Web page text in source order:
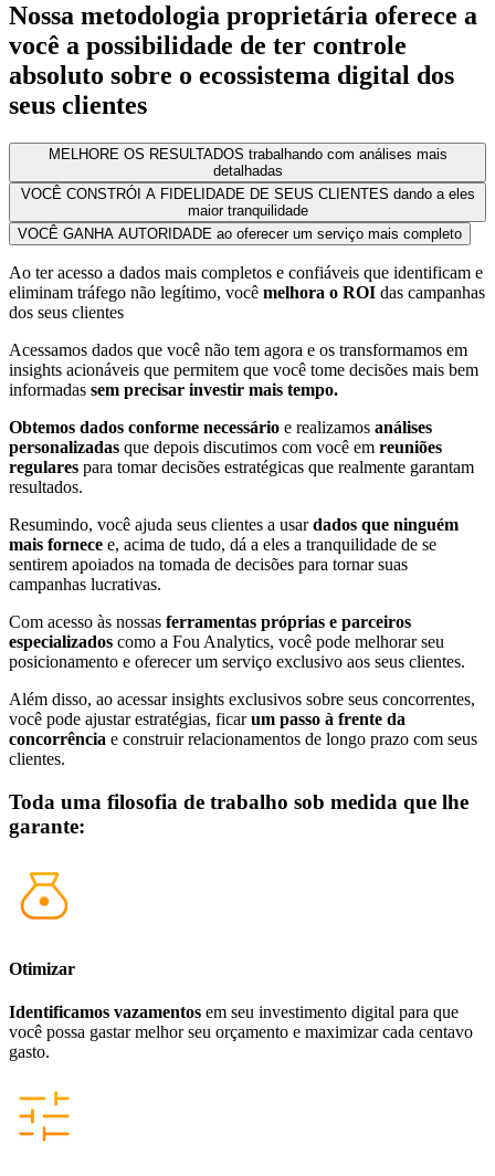
Nossa metodologia proprietária oferece a
você a possibilidade de ter controle
absoluto sobre o ecossistema digital dos
seus clientes
MELHORE OS RESULTADOS trabalhando com análises mais
detalhadas
VOCÊ CONSTRÓI A FIDELIDADE DE SEUS CLIENTES dando a eles
maior tranquilidade
VOCÊ GANHA AUTORIDADE ao oferecer um serviço mais completo
Ao ter acesso a dados mais completos e confiáveis que identificam e
eliminam tráfego não legítimo, você melhora o ROI das campanhas
dos seus clientes
Acessamos dados que você não tem agora e os transformamos em
insights acionáveis que permitem que você tome decisões mais bem
informadas sem precisar investir mais tempo.
Obtemos dados conforme necessário e realizamos análises
personalizadas que depois discutimos com você em reuniões
regulares para tomar decisões estratégicas que realmente garantam
resultados.
Resumindo, você ajuda seus clientes a usardados que ninguém
mais fornece e, acima de tudo, dá a eles a tranquilidade de se
sentirem apoiados na tomada de decisões para tornar suas
campanhas lucrativas.
Com acesso às nossas ferramentas próprias e parceiros
especializados como a Fou Analytics, você pode melhorar seu
posicionamento e oferecer um serviço exclusivo aos seus clientes.
Além disso, ao acessar insights exclusivos sobre seus concorrentes,
você pode ajustar estratégias, ficarum passo à frente da
concorrência e construir relacionamentos de longo prazo com seus
clientes.
Toda uma filosofia de trabalho sob medida que lhe
garante:
Otimizar
Identificamos vazamentos em seu investimento digital para que
você possa gastar melhor seu orçamento e maximizar cada centavo
gasto.